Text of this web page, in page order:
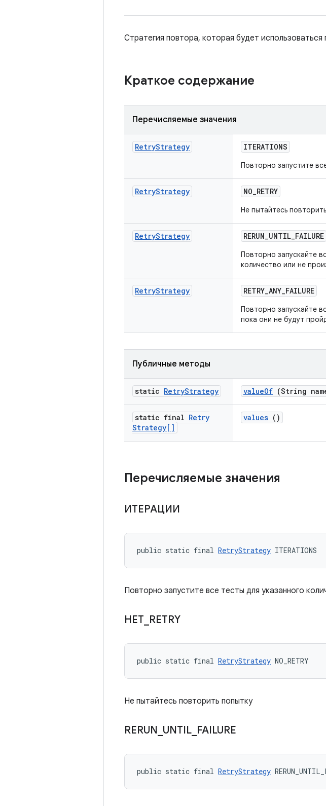
Стратегия повтора, которая будет
Краткое содержание
Перечисляемые значения
RetryStrategy ITERATIONS
Повторно запустите
RetryStrategy NO_RETRY
Не пытайтесь
RetryStrategy RERUN_UNTIL_FAILURE
Повторно запускайте
количество или не
RetryStrategy RETRY_ANY_FAILURE
Повторно запускайте
пока они не будут
Публичные методы
static RetryStrategy valueOf (String
static final Retry
Strategy[]
values ()
Перечисляемые значения
ИТЕРАЦИИ
public static final RetryStrategy ITERATIONS
Повторно запустите все тесты для указанного
НЕТ RETRY
public static final RetryStrategy NO_RETRY
Не пытайтесь повторить попытку
RERUN UNTIL FAILURE
public static final RetryStrategy